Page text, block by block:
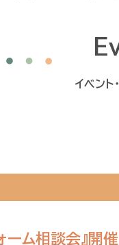
イベント
ム相談会』開催